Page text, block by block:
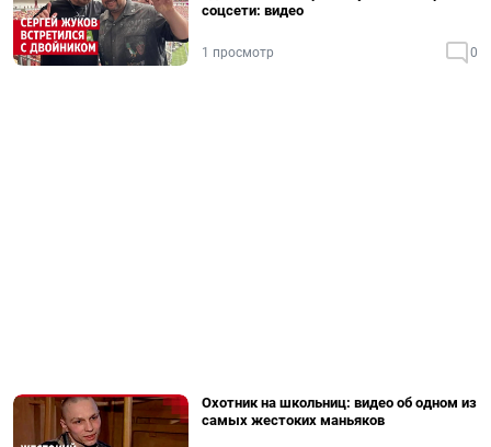
соцсети: видео
1 просмотр 0
Охотник на школьниц: видео об одном из
самых жестоких маньяков